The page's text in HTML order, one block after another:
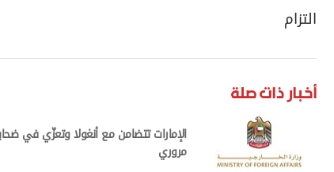
التزام
أخبار ذات صلة
الإمارات تتضامن مع أنغولا وتعزّي في
مروري